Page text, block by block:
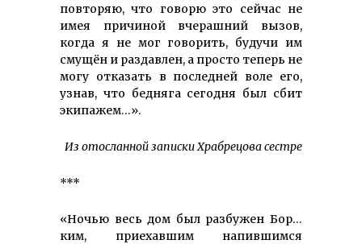
повторяю, что говорю это сейчас не
имея причиной вчерашний вызов,
когда я не мог говорить, будучи им
смущён и раздавлен, а просто теперь не
могу отказать в последней воле его,
узнав, что бедняга сегодня был сбит
экипажем…».
Из отосланной записки Храбрецова сестре
***
«Ночью весь дом был разбужен Бор…
ким, приехавшим напившимся